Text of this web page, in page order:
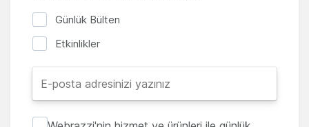
Günlük Bülten
Etkinlikler